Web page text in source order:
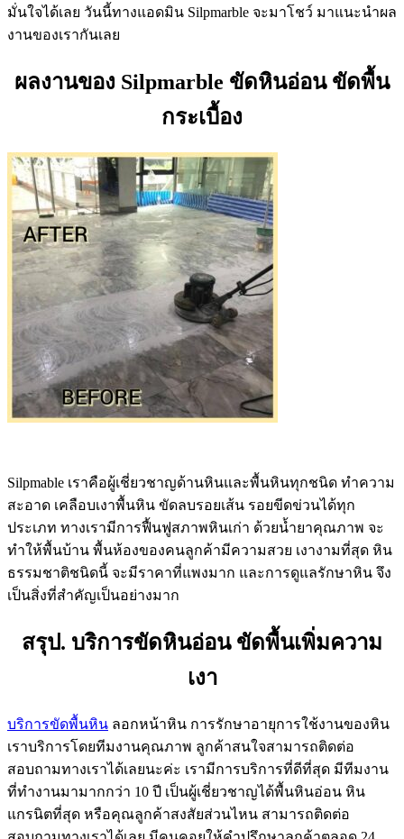
มั่นใจได้เลย วันนี้ทางแอดมิน Silpmarble จะมาโชว์ มาแนะนำผล
งานของเรากันเลย
ผลงานของ Silpmarble ขัดหินอ่อน ขัดพื้น
กระเบื้อง
Silpmable เราคือผู้เชี่ยวชาญด้านหินและพื้นหินทุกชนิด ทำความ
สะอาด เคลือบเงาพื้นหิน ขัดลบรอยเส้น รอยขีดข่วนได้ทุก
ประเภท ทางเรามีการฟื้นฟูสภาพหินเก่า ด้วยน้ำยาคุณภาพ จะ
ทำให้พื้นบ้าน พื้นห้องของคนลูกค้ามีความสวย เงางามที่สุด หิน
ธรรมชาติชนิดนี้ จะมีราคาที่แพงมาก และการดูแลรักษาหิน จึง
เป็นสิ่งที่สำคัญเป็นอย่างมาก
สรุป. บริการขัดหินอ่อน ขัดพื้นเพิ่มความ
เงา
บริการขัดพื้นหิน ลอกหน้าหิน การรักษาอายุการใช้งานของหิน
เราบริการโดยทีมงานคุณภาพ ลูกค้าสนใจสามารถติดต่อ
สอบถามทางเราได้เลยนะค่ะ เรามีการบริการที่ดีที่สุด มีทีมงาน
ที่ทำงานมามากกว่า 10 ปี เป็นผู้เชี่ยวชาญได้พื้นหินอ่อน หิน
แกรนิตที่สุด หรือคุณลูกค้าสงสัยส่วนไหน สามารถติดต่อ